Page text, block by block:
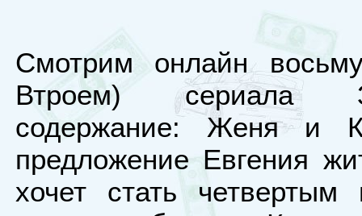
Смотрим онлайн
Втроем) сериала
содержание: Женя и
предложение Евгения
хочет стать